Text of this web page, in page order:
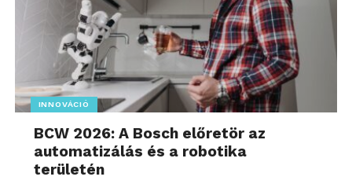
INNOVÁCIÓ
BCW 2026: A Bosch előretör az
automatizálás és a robotika
területén